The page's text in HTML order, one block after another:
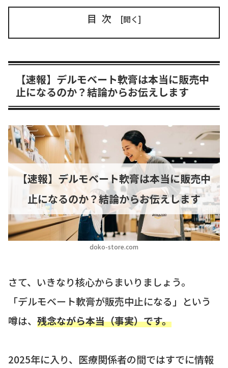
目次
【速報】デルモベート軟膏は本当に販売中
止になるのか？結論からお伝えします
doko-store.com
【速報】デルモベート軟膏は本当に販売中
止になるのか？結論からお伝えします
さて、いきなり核心からまいりましょう。
「デルモベート軟膏が販売中止になる」という
噂は、 残念ながら本当（事実）です。
2025年に入り、医療関係者の間ではすでに情報